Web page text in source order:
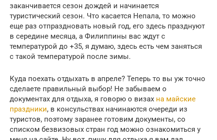
заканчивается сезон дождей и начинается
туристический сезон. Что касается Непала, то можно
еще раз отпраздновать новый год, его здесь празднуют
в середине месяца, а Филиппины вас ждут с
температурой до +35, я думаю, здесь есть чем заняться
с такой температурой после зимы.
Куда поехать отдыхать в апреле? Теперь то вы уж точно
сделаете правильный выбор! Не забываем о
документах для отдыха, я говорю о визах на майские
праздники, в консульствах начинаются очереди из
туристов, поэтому заранее готовим документы, со
списком безвизовых стран год можно ознакомиться у